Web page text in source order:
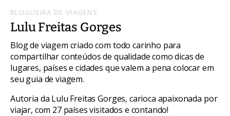
BLOGUEIRA DE VIAGENS
Lulu Freitas Gorges
Blog de viagem criado com todo carinho para
compartilhar conteúdos de qualidade como dicas de
lugares, países e cidades que valem a pena colocar em
seu guia de viagem.
Autoria da Lulu Freitas Gorges, carioca apaixonada por
viajar, com 27 países visitados e contando!